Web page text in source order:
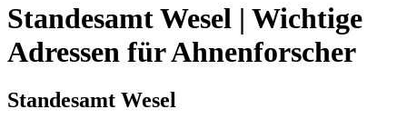
Standesamt Wesel | Wichtige
Adressen für Ahnenforscher
Standesamt Wesel